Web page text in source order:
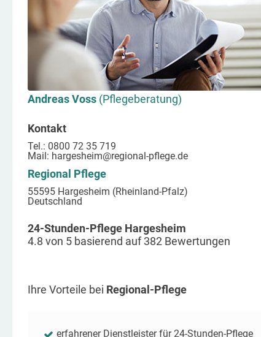
Andreas Voss (Pflegeberatung)
Kontakt
Tel.: 0800 72 35 719
Mail: hargesheim@regional-pflege.de
Regional Pflege
55595 Hargesheim (Rheinland-Pfalz)
Deutschland
24-Stunden-Pflege Hargesheim
4.8 von 5 basierend auf382 Bewertungen
Ihre Vorteile bei Regional-Pflege
erfahrener Dienstleister für 24-Stunden-Pflege